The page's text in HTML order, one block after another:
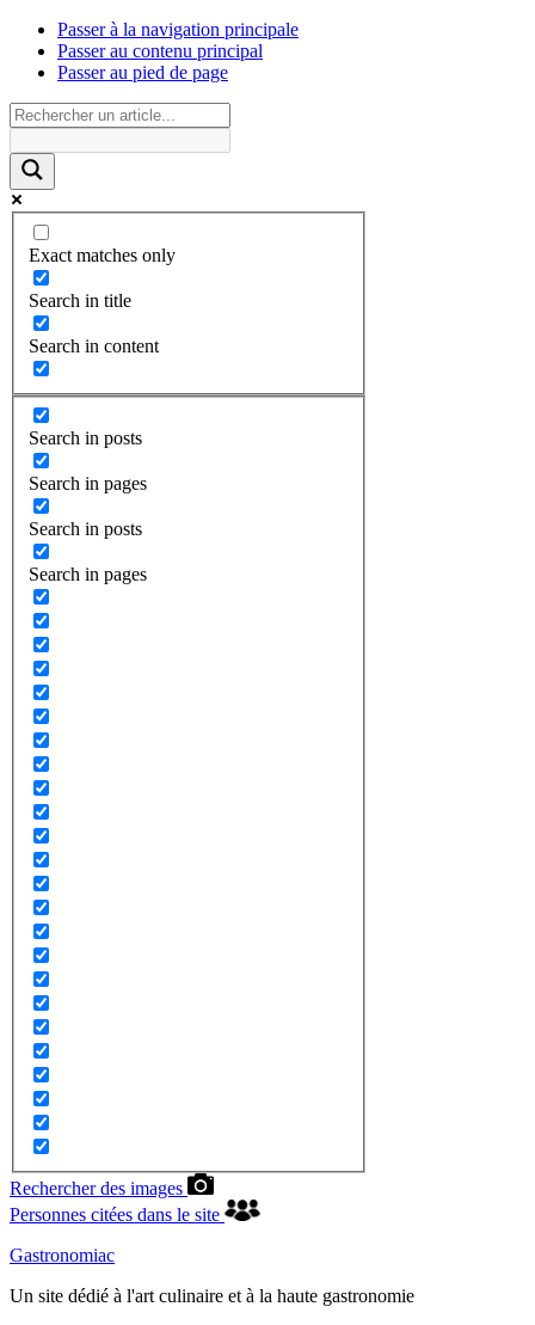
Passer à la navigation principale
Passer au contenu principal
Passer au pied de page
Exact matches only
Search in title
Search in content
Search in posts
Search in pages
Search in posts
Search in pages
Rechercher des images
Personnes citées dans le site
Gastronomiac
Un site dédié à l'art culinaire et à la haute gastronomie